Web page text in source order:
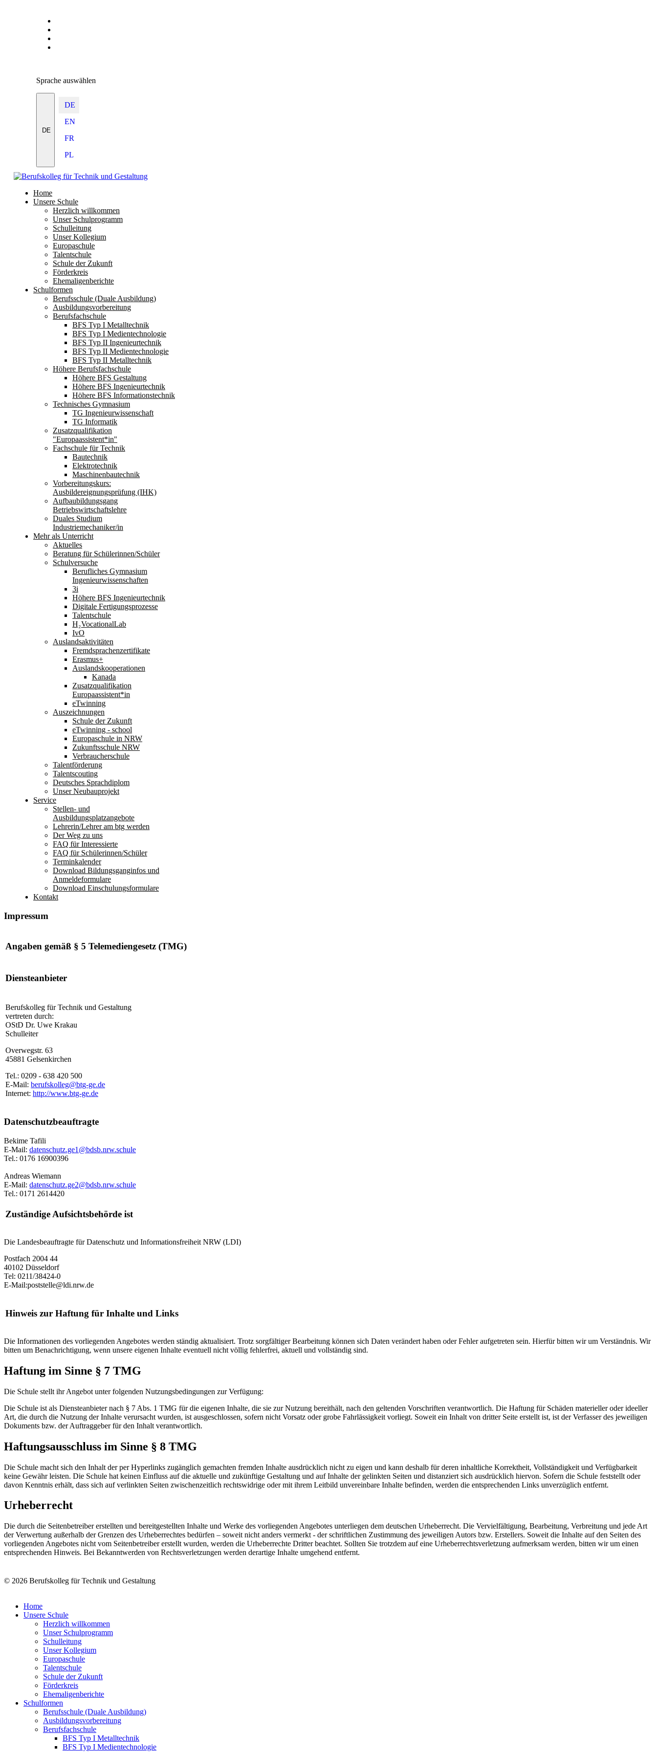
Sprache auswählen
DE
DE
EN
FR
PL
Home
Unsere Schule
Herzlich willkommen
Unser Schulprogramm
Schulleitung
Unser Kollegium
Europaschule
Talentschule
Schule der Zukunft
Förderkreis
Ehemaligenberichte
Schulformen
Berufsschule (Duale Ausbildung)
Ausbildungsvorbereitung
Berufsfachschule
BFS Typ I Metalltechnik
BFS Typ I Medientechnologie
BFS Typ II Ingenieurtechnik
BFS Typ II Medientechnologie
BFS Typ II Metalltechnik
Höhere Berufsfachschule
Höhere BFS Gestaltung
Höhere BFS Ingenieurtechnik
Höhere BFS Informationstechnik
Technisches Gymnasium
TG Ingenieurwissenschaft
TG Informatik
Zusatzqualifikation
"Europaassistent*in"
Fachschule für Technik
Bautechnik
Elektrotechnik
Maschinenbautechnik
Vorbereitungskurs:
Ausbildereignungsprüfung (IHK)
Aufbaubildungsgang
Betriebswirtschaftslehre
Duales Studium
Industriemechaniker/in
Mehr als Unterricht
Aktuelles
Beratung für Schülerinnen/Schüler
Schulversuche
Berufliches Gymnasium
Ingenieurwissenschaften
3i
Höhere BFS Ingenieurtechnik
Digitale Fertigungsprozesse
Talentschule
H₂VocationalLab
IvO
Auslandsaktivitäten
Fremdsprachenzertifikate
Erasmus+
Auslandskooperationen
Kanada
Zusatzqualifikation
Europaassistent*in
eTwinning
Auszeichnungen
Schule der Zukunft
eTwinning - school
Europaschule in NRW
Zukunftsschule NRW
Verbraucherschule
Talentförderung
Talentscouting
Deutsches Sprachdiplom
Unser Neubauprojekt
Service
Stellen- und
Ausbildungsplatzangebote
Lehrerin/Lehrer am btg werden
Der Weg zu uns
FAQ für Interessierte
FAQ für Schülerinnen/Schüler
Terminkalender
Download Bildungsganginfos und
Anmeldeformulare
Download Einschulungsformulare
Kontakt
Impressum
Angaben gemäß § 5 Telemediengesetz (TMG)
Diensteanbieter
Berufskolleg für Technik und Gestaltung
vertreten durch:
OStD Dr. Uwe Krakau
Schulleiter
Overwegstr. 63
45881 Gelsenkirchen
Tel.: 0209 - 638 420 500
E-Mail: berufskolleg@btg-ge.de
Internet: http://www.btg-ge.de
Datenschutzbeauftragte
Bekime Tafili
E-Mail: datenschutz.ge1@bdsb.nrw.schule
Tel.: 0176 16900396
Andreas Wiemann
E-Mail: datenschutz.ge2@bdsb.nrw.schule
Tel.: 0171 2614420
Zuständige Aufsichtsbehörde ist
Die Landesbeauftragte für Datenschutz und Informationsfreiheit NRW (LDI)
Postfach 2004 44
40102 Düsseldorf
Tel: 0211/38424-0
E-Mail:poststelle@ldi.nrw.de
Hinweis zur Haftung für Inhalte und Links
Die Informationen des vorliegenden Angebotes werden ständig aktualisiert. Trotz sorgfältiger Bearbeitung können sich Daten verändert haben oder Fehler aufgetreten sein. Hierfür bitten wir um Verständnis. Wir
bitten um Benachrichtigung, wenn unsere eigenen Inhalte eventuell nicht völlig fehlerfrei, aktuell und vollständig sind.
Haftung im Sinne § 7 TMG
Die Schule stellt ihr Angebot unter folgenden Nutzungsbedingungen zur Verfügung:
Die Schule ist als Diensteanbieter nach § 7 Abs. 1 TMG für die eigenen Inhalte, die sie zur Nutzung bereithält, nach den geltenden Vorschriften verantwortlich. Die Haftung für Schäden materieller oder ideeller
Art, die durch die Nutzung der Inhalte verursacht wurden, ist ausgeschlossen, sofern nicht Vorsatz oder grobe Fahrlässigkeit vorliegt. Soweit ein Inhalt von dritter Seite erstellt ist, ist der Verfasser des jeweiligen
Dokuments bzw. der Auftraggeber für den Inhalt verantwortlich.
Haftungsausschluss im Sinne § 8 TMG
Die Schule macht sich den Inhalt der per Hyperlinks zugänglich gemachten fremden Inhalte ausdrücklich nicht zu eigen und kann deshalb für deren inhaltliche Korrektheit, Vollständigkeit und Verfügbarkeit
keine Gewähr leisten. Die Schule hat keinen Einfluss auf die aktuelle und zukünftige Gestaltung und auf Inhalte der gelinkten Seiten und distanziert sich ausdrücklich hiervon. Sofern die Schule feststellt oder
davon Kenntnis erhält, dass sich auf verlinkten Seiten zwischenzeitlich rechtswidrige oder mit ihrem Leitbild unvereinbare Inhalte befinden, werden die entsprechenden Links unverzüglich entfernt.
Urheberrecht
Die durch die Seitenbetreiber erstellten und bereitgestellten Inhalte und Werke des vorliegenden Angebotes unterliegen dem deutschen Urheberrecht. Die Vervielfältigung, Bearbeitung, Verbreitung und jede Art
der Verwertung außerhalb der Grenzen des Urheberrechtes bedürfen – soweit nicht anders vermerkt - der schriftlichen Zustimmung des jeweiligen Autors bzw. Erstellers. Soweit die Inhalte auf den Seiten des
vorliegenden Angebotes nicht vom Seitenbetreiber erstellt wurden, werden die Urheberrechte Dritter beachtet. Sollten Sie trotzdem auf eine Urheberrechtsverletzung aufmerksam werden, bitten wir um einen
entsprechenden Hinweis. Bei Bekanntwerden von Rechtsverletzungen werden derartige Inhalte umgehend entfernt.
© 2026 Berufskolleg für Technik und Gestaltung
Home
Unsere Schule
Herzlich willkommen
Unser Schulprogramm
Schulleitung
Unser Kollegium
Europaschule
Talentschule
Schule der Zukunft
Förderkreis
Ehemaligenberichte
Schulformen
Berufsschule (Duale Ausbildung)
Ausbildungsvorbereitung
Berufsfachschule
BFS Typ I Metalltechnik
BFS Typ I Medientechnologie